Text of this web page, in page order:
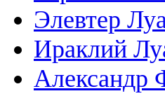
Элевтер
Ираклий
Александр